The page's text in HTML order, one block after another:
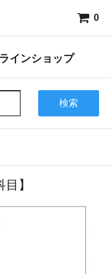
0
インショップ
検索
】